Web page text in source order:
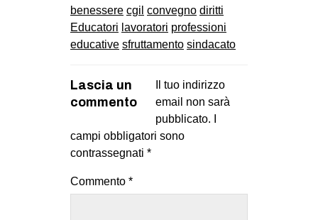
benessere cgil convegno diritti
Educatori lavoratori professioni
educative sfruttamento sindacato
Lascia un
commento
Il tuo indirizzo
email non sarà
pubblicato.
campi obbligatori sono
contrassegnati *
Commento *